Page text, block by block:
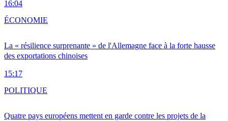
16:04
La « résilience surprenante » de l'Allemagne face à la forte hausse
des exportations chinoises
15:17
ÉCONOMIE
Quatre pays européens mettent en garde contre les projets de la
POLITIQUE